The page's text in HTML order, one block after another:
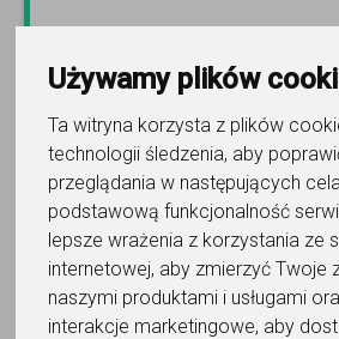
Używamy plików
Ta witryna korzysta z plików
technologii śledzenia, aby
przeglądania w następujących
podstawową funkcjonalność
lepsze wrażenia z korzystania ze
internetowej, aby zmierzyć Twoje
naszymi produktami i usługami
interakcje marketingowe, aby
język francuski
Théophile
[Nie ma nic lepszego niż rozmowa i
prawdziwym Francuzem.] [Skuteczne
matury, do egzaminu uniwersyteckiego
z...Czytaj więcej
Online, Mosina i 3 inne